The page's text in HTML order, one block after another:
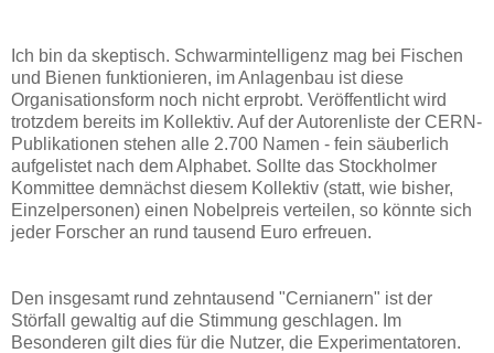
Ich bin da skeptisch. Schwarmintelligenz mag bei Fischen
und Bienen funktionieren, im Anlagenbau ist diese
Organisationsform noch nicht erprobt. Veröffentlicht wird
trotzdem bereits im Kollektiv. Auf der Autorenliste der CERN-
Publikationen stehen alle 2.700 Namen - fein säuberlich
aufgelistet nach dem Alphabet. Sollte das Stockholmer
Kommittee demnächst diesem Kollektiv (statt, wie bisher,
Einzelpersonen) einen Nobelpreis verteilen, so könnte sich
jeder Forscher an rund tausend Euro erfreuen.
Den insgesamt rund zehntausend "Cernianern" ist der
Störfall gewaltig auf die Stimmung geschlagen. Im
Besonderen gilt dies für die Nutzer, die Experimentatoren.